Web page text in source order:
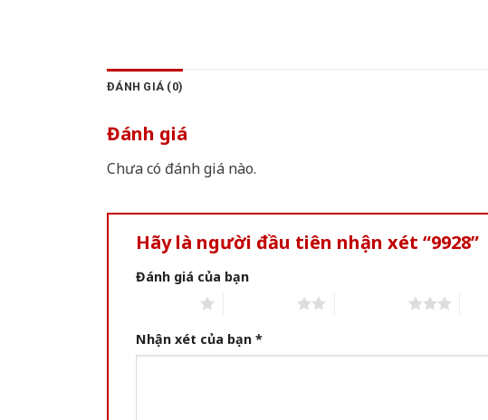
ĐÁNH GIÁ (0)
Đánh giá
Chưa có đánh giá nào.
Hãy là người đầu tiên nhận xét “9928”
Đánh giá của bạn
Nhận xét của bạn *